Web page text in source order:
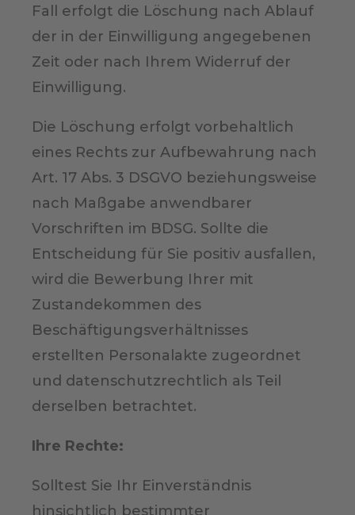
Fall erfolgt die Löschung nach Ablauf
der in der Einwilligung angegebenen
Zeit oder nach Ihrem Widerruf der
Einwilligung.
Die Löschung erfolgt vorbehaltlich
eines Rechts zur Aufbewahrung nach
Art. 17 Abs. 3 DSGVO beziehungsweise
nach Maßgabe anwendbarer
Vorschriften im BDSG. Sollte die
Entscheidung für Sie positiv ausfallen,
wird die Bewerbung Ihrer mit
Zustandekommen des
Beschäftigungsverhältnisses
erstellten Personalakte zugeordnet
und datenschutzrechtlich als Teil
derselben betrachtet.
Ihre Rechte:
Solltest Sie Ihr Einverständnis
hinsichtlich bestimmter